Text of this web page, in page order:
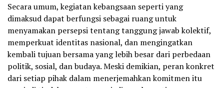
Secara umum, kegiatan kebangsaan seperti yang
dimaksud dapat berfungsi sebagai ruang untuk
menyamakan persepsi tentang tanggung jawab kolektif,
memperkuat identitas nasional, dan mengingatkan
kembali tujuan bersama yang lebih besar dari perbedaan
politik, sosial, dan budaya. Meski demikian, peran konkret
dari setiap pihak dalam menerjemahkan komitmen itu